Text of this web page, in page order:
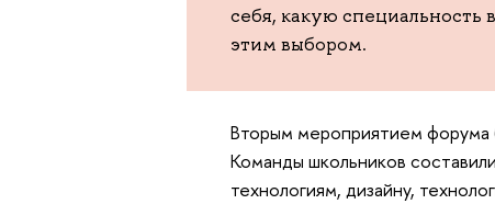
себя, какую специальность
этим выбором.
Вторым мероприятием форума
Команды школьников
технологиям, дизайну,